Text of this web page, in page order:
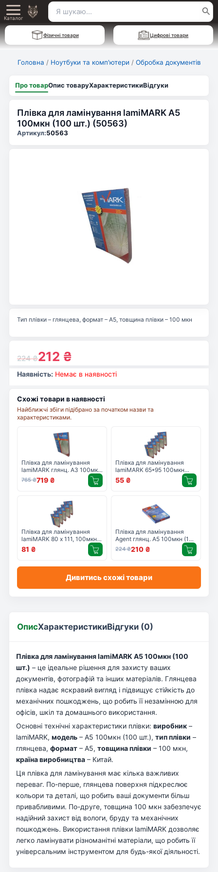
Перейти
до
вмісту
Main
Menu
Каталог
Пошук
для:
Фізичні товари Цифрові товари
Головна / Ноутбуки та комп'ютери / Обробка документів
Про товарОпис товаруХарактеристикиВідгуки
Плівка для ламінування lamiMARK А5
100мкн (100 шт.) (50563)
Артикул:50563
224₴212 ₴
Тип плівки – глянцева, формат – А5, товщина плівки – 100 мкн
Наявність: Немає в наявності
Схожі товари в наявності
Найближчі збіги підібрано за початком назви та
характеристиками.
Плівка для ламінування
lamiMARK глянц. А3 100мкн
(100 шт.) (50653)
765₴719 ₴
Плівка для ламінування
lamiMARK 65*95 100мкн
(100 шт.) (50163)
55 ₴
Плівка для ламінування
lamiMARK 80 x 111, 100мкн
(100 шт.) (50253)
81 ₴
Плівка для ламінування
Agent глянц. А5 100мкн (100
шт.) (3150021)
224₴210 ₴
Дивитись схожі товари
ОписХарактеристикиВідгуки (0)
Плівка для ламінування lamiMARK А5 100мкн (100
шт.) – це ідеальне рішення для захисту ваших
документів, фотографій та інших матеріалів. Глянцева
плівка надає яскравий вигляд і підвищує стійкість до
механічних пошкоджень, що робить її незамінною для
офісів, шкіл та домашнього використання.
Основні технічні характеристики плівки: виробник –
lamiMARK, модель – А5 100мкн (100 шт.), тип плівки –
глянцева, формат – А5, товщина плівки – 100 мкн,
країна виробництва – Китай.
Ця плівка для ламінування має кілька важливих
переваг. По-перше, глянцева поверхня підкреслює
кольори та деталі, що робить ваші документи більш
привабливими. По-друге, товщина 100 мкн забезпечує
надійний захист від вологи, бруду та механічних
пошкоджень. Використання плівки lamiMARK дозволяє
легко ламінувати різноманітні матеріали, що робить її
універсальним інструментом для будь-якої діяльності.